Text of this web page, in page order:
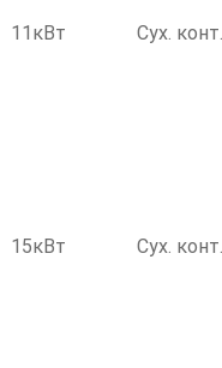
11кВт Сух.
15кВт Сух.